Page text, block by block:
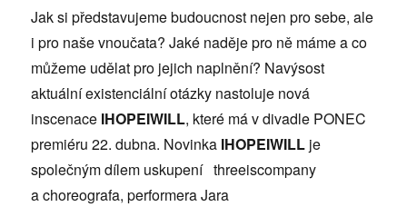
Jak si představujeme budoucnost nejen pro sebe, ale
i pro naše vnoučata? Jaké naděje pro ně máme a co
můžeme udělat pro jejich naplnění? Navýsost
aktuální existenciální otázky nastoluje nová
inscenace IHOPEIWILL, které má v divadle PONEC
premiéru 22. dubna. Novinka IHOPEIWILL je
společným dílem uskupení threeiscompany
a choreografa, performera Jara